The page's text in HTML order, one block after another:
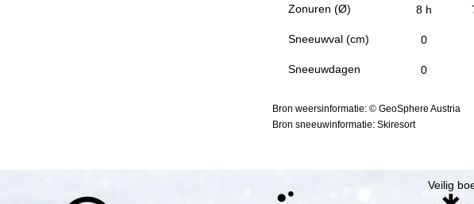
Zonuren (Ø)
Sneeuwval (cm)
Sneeuwdagen
8 h
0
0
Bron weersinformatie: © GeoSphere Austria
Bron sneeuwinformatie: Skiresort
Veilig